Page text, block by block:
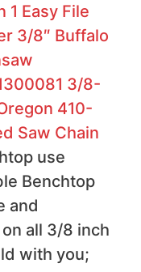
1 Easy File
3/8″ Buffalo
3/8-
410-
Saw Chain
use
Benchtop
and
all 3/8 inch
with you;